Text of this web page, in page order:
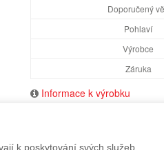
Doporučený
Pohlaví
Výrobce
Záruka
Informace k výrobku
SOUVISEJÍCÍ
k poskytování svých služeb